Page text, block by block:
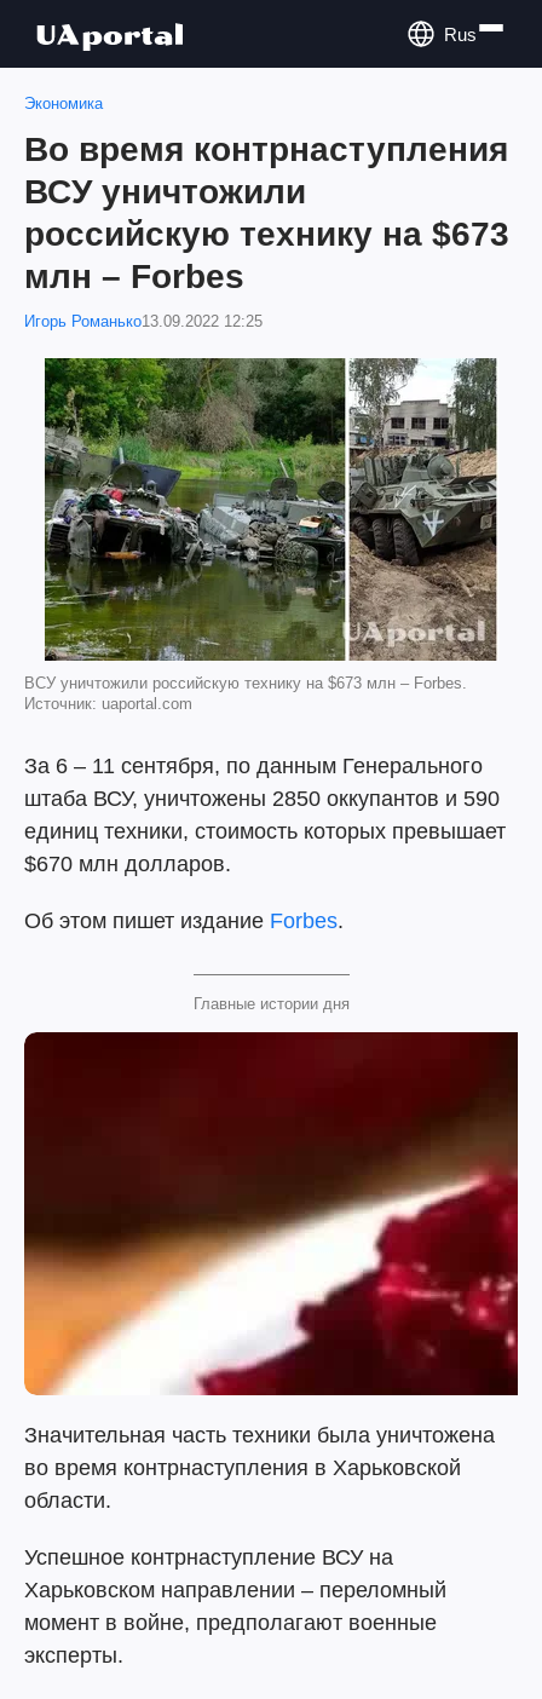
Rus
Экономика
Во время контрнаступления
ВСУ уничтожили
российскую технику на $673
млн – Forbes
Игорь Романько13.09.2022 12:25
ВСУ уничтожили российскую технику на $673 млн – Forbes.
Источник: uaportal.com
За 6 – 11 сентября, по данным Генерального
штаба ВСУ, уничтожены 2850 оккупантов и 590
единиц техники, стоимость которых превышает
$670 млн долларов.
Об этом пишет издание Forbes.
Главные истории дня
Значительная часть техники была уничтожена
во время контрнаступления в Харьковской
области.
Успешное контрнаступление ВСУ на
Харьковском направлении – переломный
момент в войне, предполагают военные
эксперты.